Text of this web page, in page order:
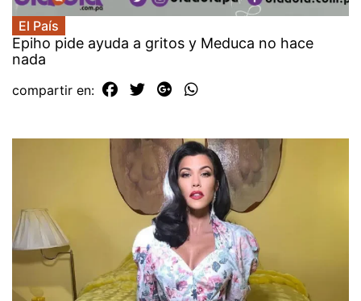
El País
Epiho pide ayuda a gritos y Meduca no hace
nada
compartir en: